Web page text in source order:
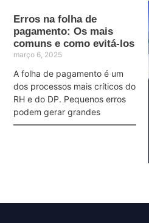
Erros na folha de
pagamento: Os mais
comuns e como evitá-los
março 6, 2025
A folha de pagamento é um
dos processos mais críticos do
RH e do DP. Pequenos erros
podem gerar grandes